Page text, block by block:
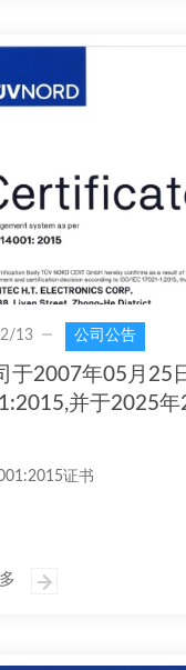
13 公司公告
于2007年05月25
并于2025
证书